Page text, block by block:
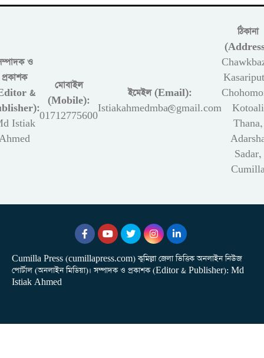
ও
প্রকাশক
&
Istiak
মোবাইল
(Mobile):
01712775600
ইমেইল (Email):
Istiakahmedmba@gmail.com
ঠিকানা
Kotoali
Thana,
Sadar,
Cumilla Press (cumillapress.com) কুমিল্লা জেলা ভিত্তিক অনলাইন নিউজ
পোর্টাল (অনলাইন মিডিয়া)। সম্পাদক ও প্রকাশক (Editor & Publisher): Md
Istiak Ahmed